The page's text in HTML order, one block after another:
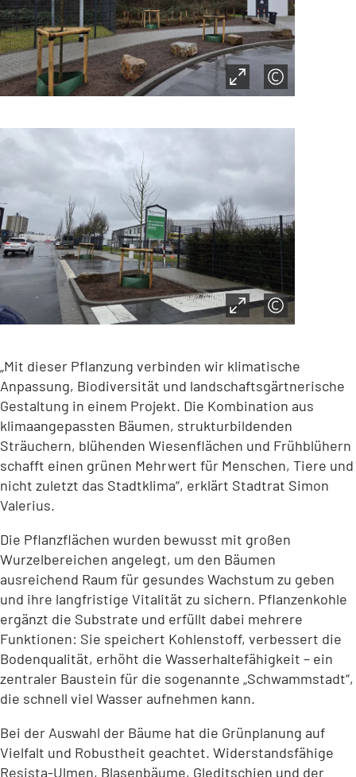
„Mit dieser Pflanzung verbinden wir klimatische
Anpassung, Biodiversität und landschaftsgärtnerische
Gestaltung in einem Projekt. Die Kombination aus
klimaangepassten Bäumen, strukturbildenden
Sträuchern, blühenden Wiesenflächen und Frühblühern
schafft einen grünen Mehrwert für Menschen, Tiere und
nicht zuletzt das Stadtklima“, erklärt Stadtrat Simon
Valerius.
Die Pflanzflächen wurden bewusst mit großen
Wurzelbereichen angelegt, um den Bäumen
ausreichend Raum für gesundes Wachstum zu geben
und ihre langfristige Vitalität zu sichern. Pflanzenkohle
ergänzt die Substrate und erfüllt dabei mehrere
Funktionen: Sie speichert Kohlenstoff, verbessert die
Bodenqualität, erhöht die Wasserhaltefähigkeit – ein
zentraler Baustein für die sogenannte „Schwammstadt“,
die schnell viel Wasser aufnehmen kann.
Bei der Auswahl der Bäume hat die Grünplanung auf
Vielfalt und Robustheit geachtet. Widerstandsfähige
Resista-Ulmen, Blasenbäume, Gleditschien und der